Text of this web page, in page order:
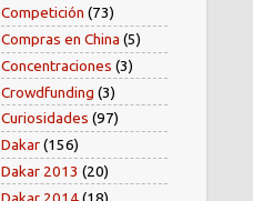
Competición (73)
Compras en China (5)
Concentraciones (3)
Crowdfunding (3)
Curiosidades (97)
Dakar(156)
Dakar 2013 (20)
Dakar 2014(18)